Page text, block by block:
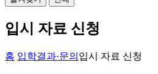
입시 자료 신청
홈 입학결과·문의 입시 자료 신청